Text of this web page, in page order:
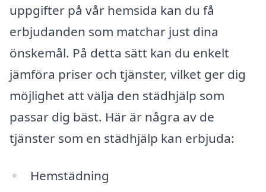
uppgifter på vår hemsida kan du få
erbjudanden som matchar just dina
önskemål. På detta sätt kan du enkelt
jämföra priser och tjänster, vilket ger dig
möjlighet att välja den städhjälp som
passar dig bäst. Här är några av de
tjänster som en städhjälp kan erbjuda:
Hemstädning